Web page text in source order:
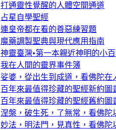
打通靈性覺醒的人體空間通道
占星自學聖經
連皇帝都在看的善惡練習題
魔藥調製聖典與現代應用指南
神靈臺灣•第一本親近神明的小
我在人間的靈界事件簿
娑婆，從出生到成道，看佛陀在
百年來最值得珍藏的聖經新約圖
百年來最值得珍藏的聖經舊約圖
涅槃，破生死，了無常，看佛陀
妙法，明法門，見真性，看佛陀